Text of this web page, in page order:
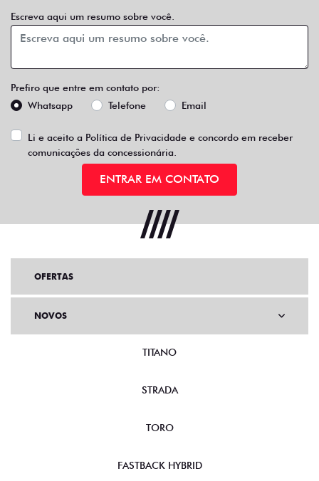
Escreva aqui um resumo sobre você.
Prefiro que entre em contato por:
Whatsapp
Telefone Email
Li e aceito a Política de Privacidade e concordo em receber
comunicações da concessionária.
ENTRAR EM CONTATO
OFERTAS
NOVOS
TITANO
STRADA
TORO
FASTBACK HYBRID